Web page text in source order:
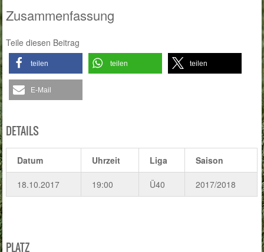
Zusammenfassung
Teile diesen Beitrag
teilen teilen teilen
E-Mail
DETAILS
Datum Uhrzeit Liga Saison
18.10.2017 19:00 Ü40 2017/2018
PLATZ